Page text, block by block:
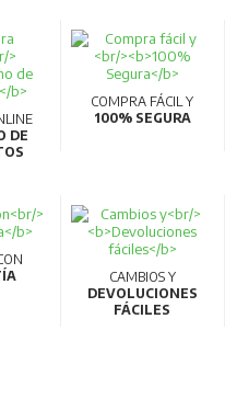
DE
COMPRA FÁCIL Y
100% SEGURA
CAMBIOS Y
DEVOLUCIONES
FÁCILES